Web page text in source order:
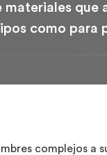
como para
complejos